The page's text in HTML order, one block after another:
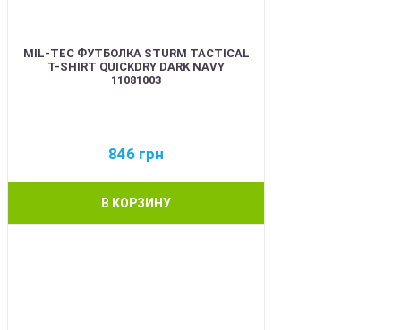
MIL-TEC ФУТБОЛКА STURM TACTICAL
T-SHIRT QUICKDRY DARK NAVY
11081003
846 грн
В КОРЗИНУ